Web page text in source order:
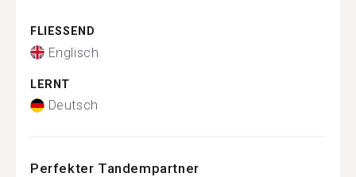
FLIESSEND
Englisch
LERNT
Deutsch
Perfekter Tandempartner